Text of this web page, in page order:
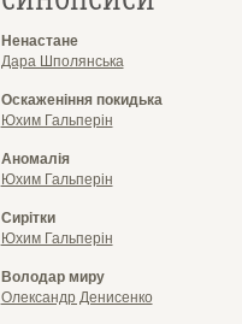
Ненастане
Дара Шполянська
Оскаженіння покидька
Юхим Гальперін
Аномалія
Юхим Гальперін
Сирітки
Юхим Гальперін
Володар миру
Олександр Денисенко